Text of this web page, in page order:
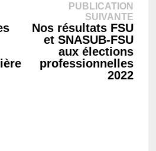
:
PUBLICATION
SUIVANTE
Nos résultats FSU
et SNASUB-FSU
aux élections
professionnelles
2022